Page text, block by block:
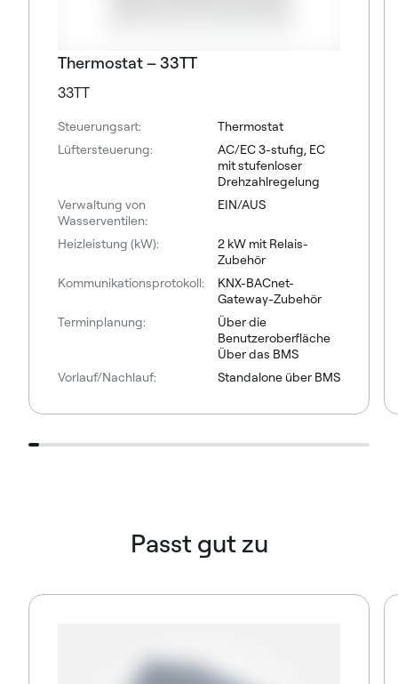
Thermostat – 33TT
33TT
Steuerungsart:
Thermostat
Lüftersteuerung:
AC/EC 3-stufig, EC
mit stufenloser
Drehzahlregelung
Verwaltung von
Wasserventilen:
EIN/AUS
Heizleistung (kW):
2 kW mit Relais-
Zubehör
Kommunikationsprotokoll:
KNX-BACnet-
Gateway-Zubehör
Terminplanung:
Über die
Benutzeroberfläche
Über das BMS
Vorlauf/Nachlauf:
Standalone über BMS
Passt gut zu